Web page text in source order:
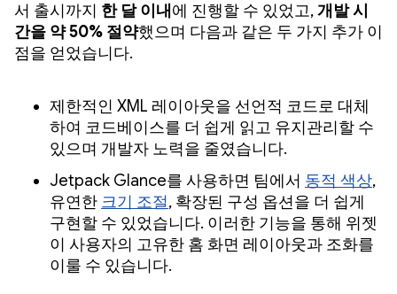
서 출시까지 한 달 이내 에 진행할 수 있었고,개발 시
간을 약 50% 절약했으며 다음과 같은 두 가지 추가 이
점을 얻었습니다.
제한적인 XML 레이아웃을 선언적 코드로 대체
하여 코드베이스를 더 쉽게 읽고 유지관리할 수
있으며 개발자 노력을 줄였습니다.
Jetpack Glance를 사용하면 팀에서 동적 색상,
유연한 크기 조절, 확장된 구성 옵션을 더 쉽게
구현할 수 있었습니다. 이러한 기능을 통해 위젯
이 사용자의 고유한 홈 화면 레이아웃과 조화를
이룰 수 있습니다.